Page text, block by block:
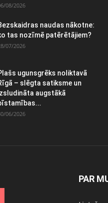
08/2026
naudas nākotne:
tas nozīmē patērētājiem?
07/2026
ugunsgrēks noliktavā
– slēgta satiksme un
augstākā
06/2026
PAR